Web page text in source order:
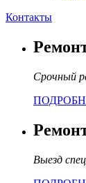
Контакты
Срочный
Выезд